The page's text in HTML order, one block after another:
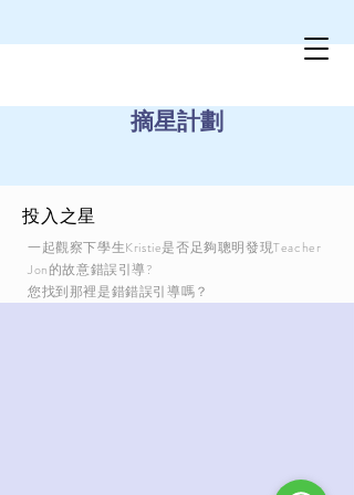
摘星計劃
投入之星
一起觀察下學生Kristie是否足夠聰明發現Teacher
Jon的故意錯誤引導?
您找到那裡是錯錯誤引導嗎？